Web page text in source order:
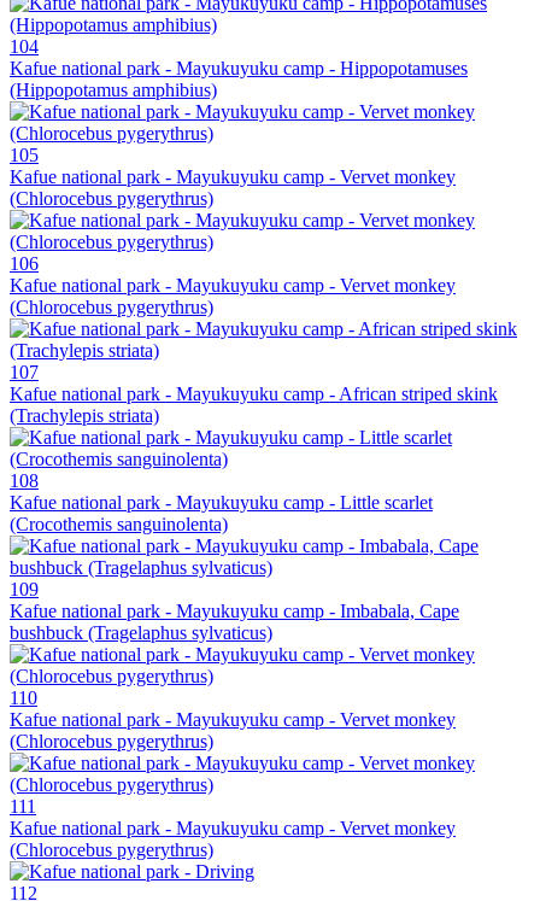
104
Kafue national park - Mayukuyuku camp - Hippopotamuses
(Hippopotamus amphibius)
105
Kafue national park - Mayukuyuku camp - Vervet monkey
(Chlorocebus pygerythrus)
106
Kafue national park - Mayukuyuku camp - Vervet monkey
(Chlorocebus pygerythrus)
107
Kafue national park - Mayukuyuku camp - African striped skink
(Trachylepis striata)
108
Kafue national park - Mayukuyuku camp - Little scarlet
(Crocothemis sanguinolenta)
109
Kafue national park - Mayukuyuku camp - Imbabala, Cape
bushbuck (Tragelaphus sylvaticus)
110
Kafue national park - Mayukuyuku camp - Vervet monkey
(Chlorocebus pygerythrus)
111
Kafue national park - Mayukuyuku camp - Vervet monkey
(Chlorocebus pygerythrus)
112